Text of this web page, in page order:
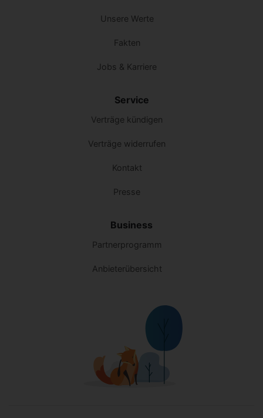
Unsere Werte
Fakten
Jobs & Karriere
Service
Verträge kündigen
Verträge widerrufen
Kontakt
Presse
Business
Partnerprogramm
Anbieterübersicht